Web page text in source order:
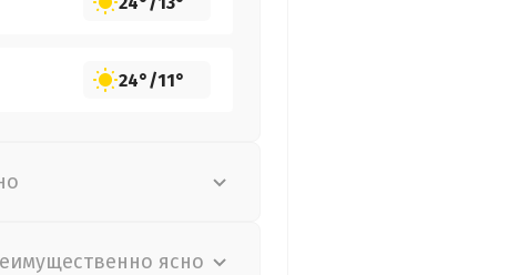
24°/11°
ясно